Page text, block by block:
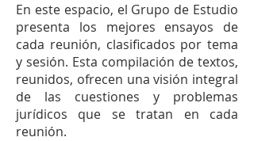
En este espacio, el Grupo de Estudio
presenta los mejores ensayos de
cada reunión, clasificados por tema
y sesión. Esta compilación de textos,
reunidos, ofrecen una visión integral
de las cuestiones y problemas
jurídicos que se tratan en cada
reunión.